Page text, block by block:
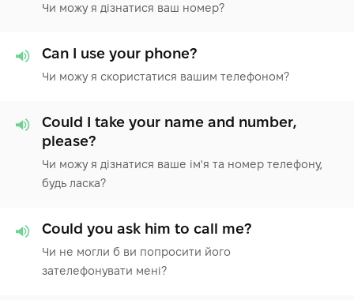
Чи можу я дізнатися ваш номер?
Can I use your phone?
Чи можу я скористатися вашим телефоном?
Could I take your name and number,
please?
Чи можу я дізнатися ваше ім'я та номер телефону,
будь ласка?
Could you ask him to call me?
Чи не могли б ви попросити його
зателефонувати мені?